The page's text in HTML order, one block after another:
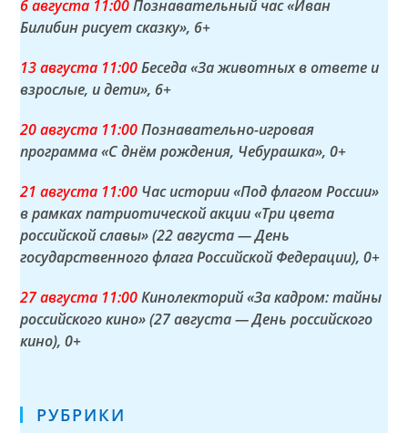
6 августа 11:00Познавательный час «Иван
Билибин рисует сказку», 6+
13 августа 11:00Беседа «За животных в ответе и
взрослые, и дети», 6+
20 августа 11:00Познавательно-игровая
программа «С днём рождения, Чебурашка», 0+
21 августа 11:00 Час истории «Под флагом России»
в рамках патриотической акции «Три цвета
российской славы» (22 августа — День
государственного флага Российской Федерации), 0+
27 августа 11:00Кинолекторий «За кадром: тайны
российского кино» (27 августа — День российского
кино), 0+
РУБРИКИ